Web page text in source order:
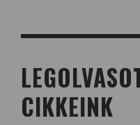
CIKKEINK